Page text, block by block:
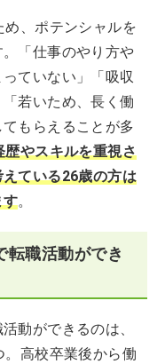
、ポテンシャルを
「仕事のやり方や
ていない」「吸収
若いため、長く働
もらえることが多
やスキルを重視さ
ている26歳の方は
す。
転職活動ができ
動ができるのは、
高校卒業後から働